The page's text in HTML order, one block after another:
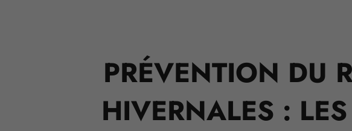
PRÉVENTION DU
HIVERNALES :